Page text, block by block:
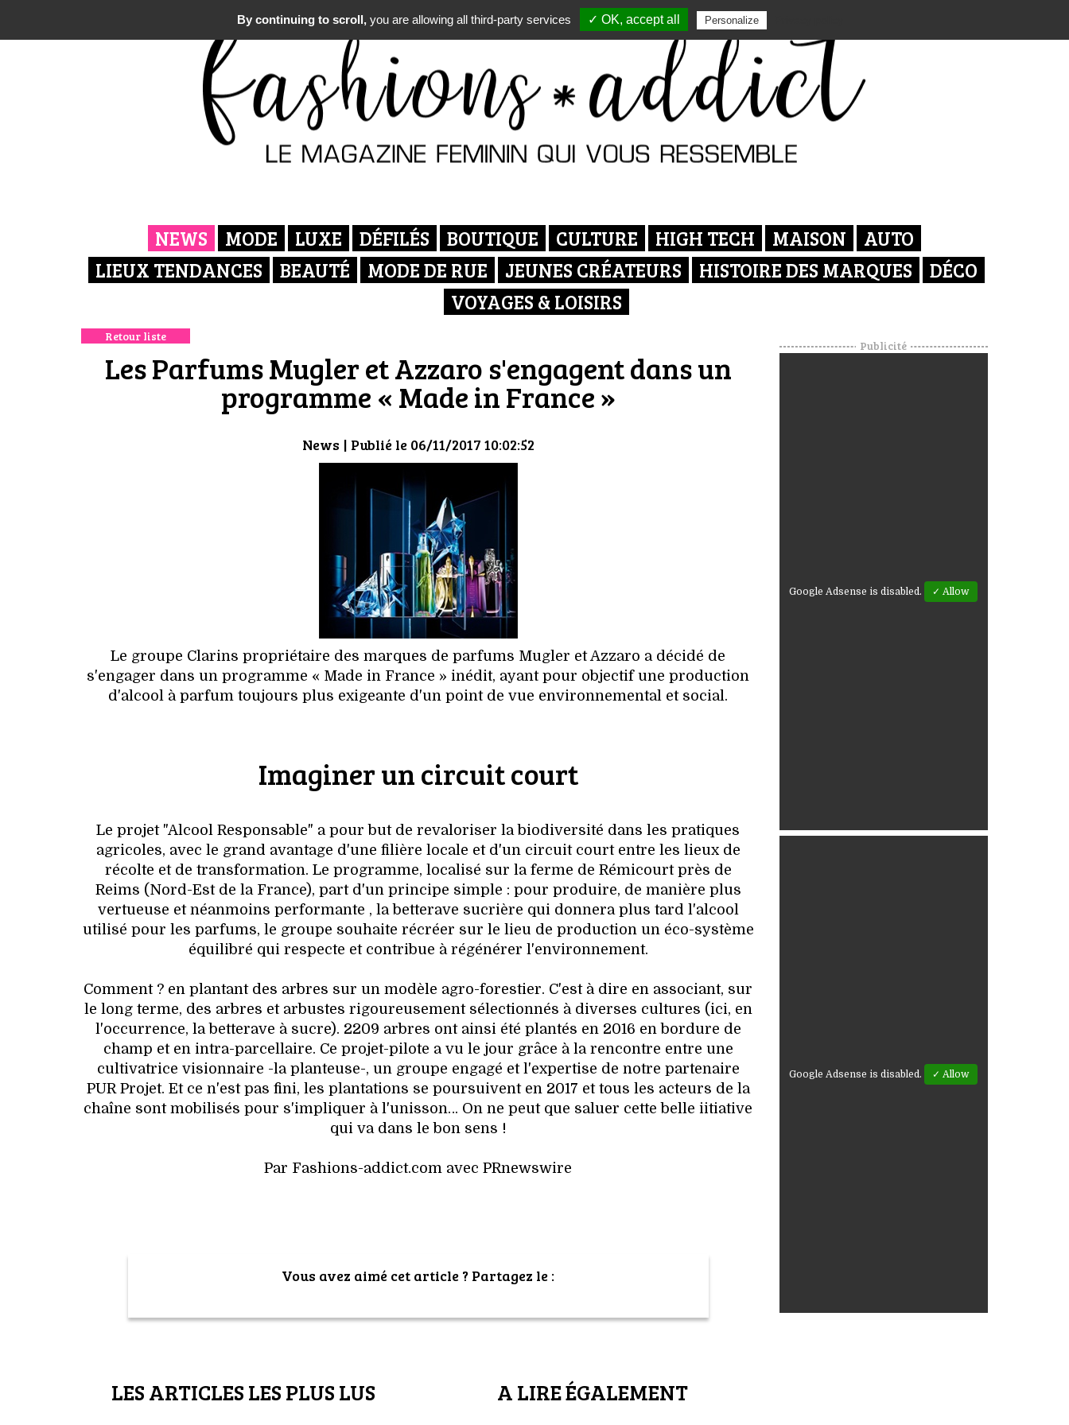
NEWS MODE LUXE DÉFILÉS BOUTIQUE CULTURE HIGH TECH MAISON
AUTO
LIEUX TENDANCES
BEAUTÉ MODE DE RUE JEUNES CRÉATEURS HISTOIRE DES MARQUES
DÉCO
VOYAGES & LOISIRS
Retour liste
Les Parfums Mugler et Azzaro s'engagent dans un
programme « Made in France »
News | Publié le 06/11/2017 10:02:52
Le groupe Clarins propriétaire des marques de parfums Mugler et Azzaro a décidé de
s'engager dans un programme « Made in France » inédit, ayant pour objectif une production
d'alcool à parfum toujours plus exigeante d'un point de vue environnemental et social.
Imaginer un circuit court
Le projet "Alcool Responsable" a pour but de revaloriser la biodiversité dans les pratiques
agricoles, avec le grand avantage d'une filière locale et d'un circuit court entre les lieux de
récolte et de transformation. Le programme, localisé sur la ferme de Rémicourt près de
Reims (Nord-Est de la France), part d'un principe simple : pour produire, de manière plus
vertueuse et néanmoins performante , la betterave sucrière qui donnera plus tard l'alcool
utilisé pour les parfums, le groupe souhaite récréer sur le lieu de production un éco-système
équilibré qui respecte et contribue à régénérer l'environnement.
Comment ? en plantant des arbres sur un modèle agro-forestier. C'est à dire en associant, sur
le long terme, des arbres et arbustes rigoureusement sélectionnés à diverses cultures (ici, en
l'occurrence, la betterave à sucre). 2209 arbres ont ainsi été plantés en 2016 en bordure de
champ et en intra-parcellaire. Ce projet-pilote a vu le jour grâce à la rencontre entre une
cultivatrice visionnaire -la planteuse-, un groupe engagé et l'expertise de notre partenaire
PUR Projet. Et ce n'est pas fini, les plantations se poursuivent en 2017 et tous les acteurs de la
chaîne sont mobilisés pour s'impliquer à l'unisson… On ne peut que saluer cette belle iitiative
qui va dans le bon sens !
Par Fashions-addict.com avec PRnewswire
Vous avez aimé cet article ? Partagez le :
LES ARTICLES LES PLUS LUS A LIRE ÉGALEMENT
Publicité
Google Adsense is disabled. ✓ Allow
Google Adsense is disabled. ✓ Allow
By continuing to scroll, you are allowing all third-party services ✓ OK, accept all Personalize